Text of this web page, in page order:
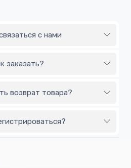
с нами
заказать?
возврат товара?